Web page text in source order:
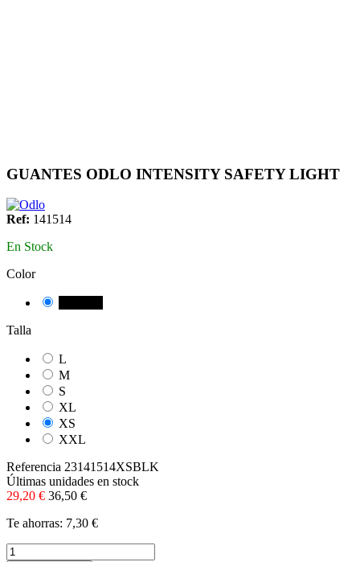
GUANTES ODLO INTENSITY SAFETY LIGHT
Ref: 141514
En Stock
Color
Talla
L
M
S
XL
XS
XXL
Referencia 23141514XSBLK
Últimas unidades en stock
29,20 € 36,50 €
Te ahorras: 7,30 €